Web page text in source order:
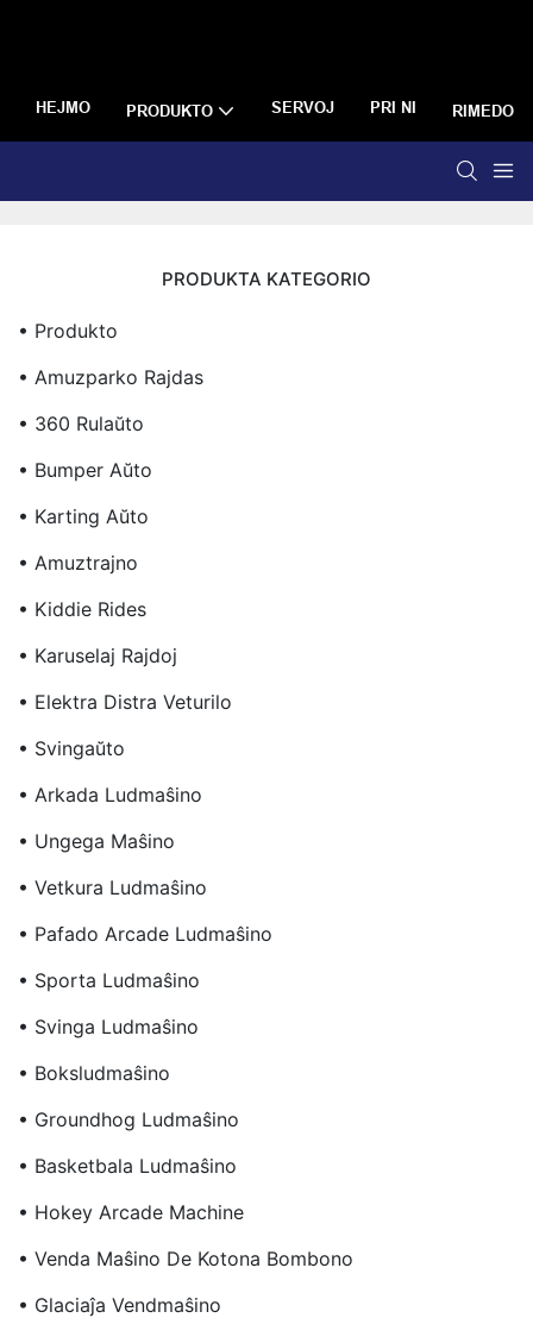
HEJMO PRODUKTO SERVOJ PRI NI RIMEDO
PRODUKTA KATEGORIO
• Produkto
• Amuzparko Rajdas
• 360 Rulaŭto
• Bumper Aŭto
• Karting Aŭto
• Amuztrajno
• Kiddie Rides
• Karuselaj Rajdoj
• Elektra Distra Veturilo
• Svingaŭto
• Arkada Ludmaŝino
• Ungega Maŝino
• Vetkura Ludmaŝino
• Pafado Arcade Ludmaŝino
• Sporta Ludmaŝino
• Svinga Ludmaŝino
• Boksludmaŝino
• Groundhog Ludmaŝino
• Basketbala Ludmaŝino
• Hokey Arcade Machine
• Venda Maŝino De Kotona Bombono
• Glaciaĵa Vendmaŝino